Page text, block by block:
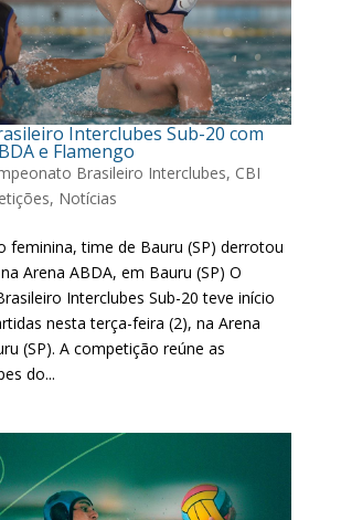
Interclubes Sub-20 com
e Flamengo
Brasileiro Interclubes, CBI
, Notícias
feminina, time de Bauru (SP) derrotou
Arena ABDA, em Bauru (SP) O
Interclubes Sub-20 teve início
nesta terça-feira (2), na Arena
(SP). A competição reúne as
do...